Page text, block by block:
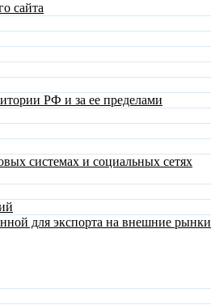
сайта
РФ и за ее пределами
системах и социальных сетях
для экспорта на внешние рынки